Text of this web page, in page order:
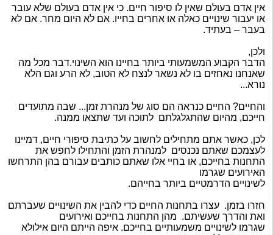
אין אדם בעולם שאין לו סיפור חיים. כי אין אדם בעולם שלא עובר
או יעבור שינויים כאלה או אחרים בחייו. אם לא היום מחר. אם לא
בעבר – בעתיד.
ולכן,
הדבר הקבוע המשמעותי ביותר בחיינו הוא השינוי.דבר מכל מה
שאנחנו נאחזים בו לא נשאר לנצח לא הטוב, לא הרע וגם הלא
נורא...
והחיים? החיים כנראה הם סוג של מנהרת זמן... שבה מתועדים
חייכם, מהיום שהתגלגלתם לתוכה ועד שתצאו ממנה.
לכן, כאשר אתם מתחילים לחשוב על כתיבת סיפורי חיים, דמיינו
לעצמכם שאתם נכנסים למנהרת הזמן והתחילו לחפש את
התחנות בחייכם, או בחיי אלו שאתם כותבים עבורם בהן התרחשו
האירועים שגרמו
לשינויים הדרמטיים ביותר בחייהם.
חזרו בזמן. עצרו בתחנות החיים כדי להבין את השינויים שעברתם
ואת והדרך שעשיתם. מהן התחנות בחייכם ואירועים
שגרמו לשינויים משמעותיים בחייכם. איפה הייתם היום אילולא